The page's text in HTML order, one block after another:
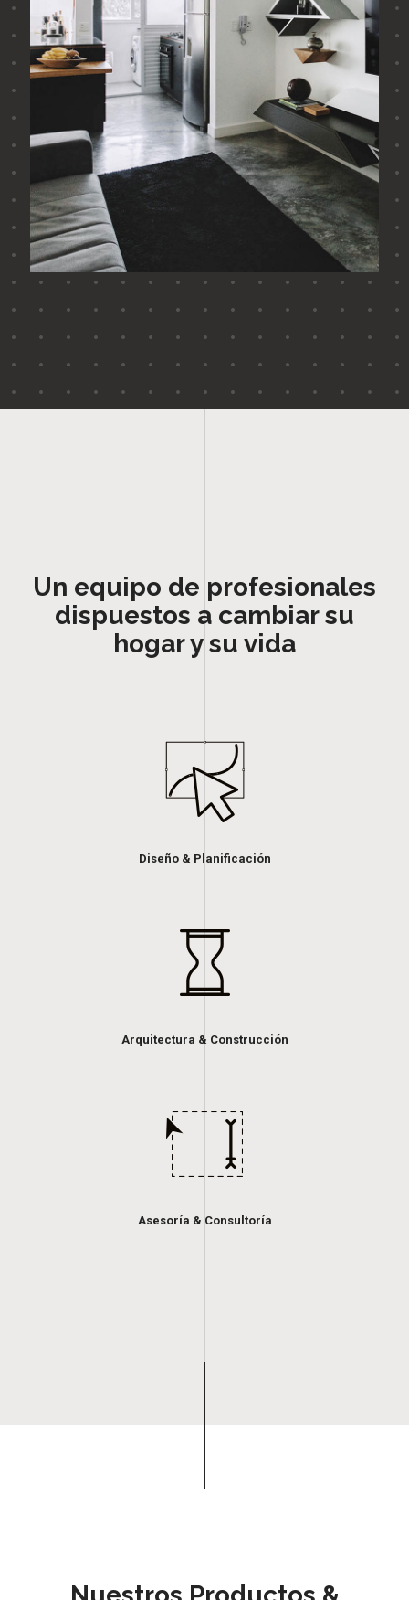
Un equipo de profesionales
dispuestos a cambiar su
hogar y su vida
Diseño & Planificación
Arquitectura & Construcción
Asesoría & Consultoría